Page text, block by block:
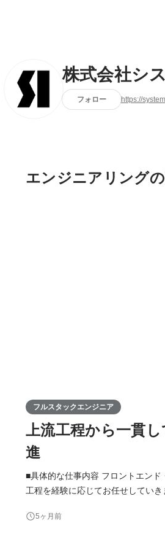
株式会社シ
フォロー https://
エンジニアリング
フルスタックエンジニア
上流工程から一貫
進
■具体的な仕事内容 フロントエン
工程を経験に応じてお任せしていきます。 ・先端技術調査及び検討（顧客提案の為） ・基本
5ヶ月前